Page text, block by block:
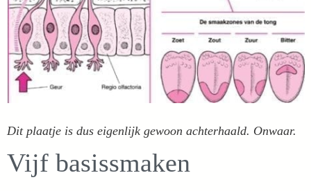
Dit plaatje is dus eigenlijk gewoon achterhaald. Onwaar.
Vijf basissmaken